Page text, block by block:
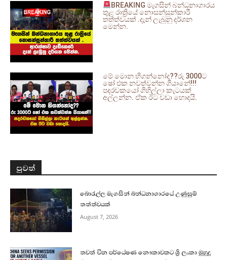
BREAKING මැගසින් බන්ධනාගාරය
තුළ රාත්‍රියේ නොසන්සුන්කාරී
තත්ත්වයක් .දැන් ලැබුනු දර්ශන
මෙන්න.
මේ මොන හිගන්නෝද??රු 3000ට
ෂෝ එක නවත්වන්න ගියානේ!!!
පදරචකයෝ ගිහිල්ලා කැටයක්
අල්ලන්න. ඒක ඊට වඩා හොදයි.
පුවත්
බොරැල්ල මැගසින් බන්ධනාගාරයේ උණුසුම්
තත්ත්වයක්
August 7, 2026
තවත් චීන පර්යේෂණ නෞකාවකට ශ්‍රී ලංකා මුහුදු